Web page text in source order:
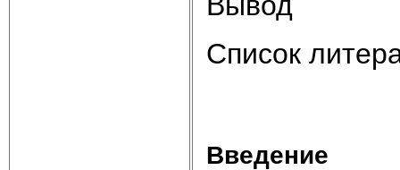
Список
Введение